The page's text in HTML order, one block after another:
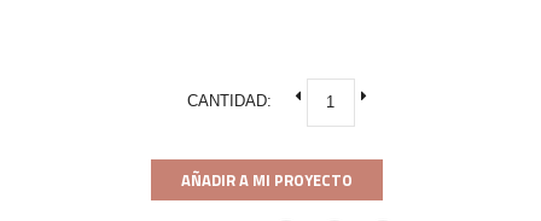
CANTIDAD:
AÑADIR A MI PROYECTO